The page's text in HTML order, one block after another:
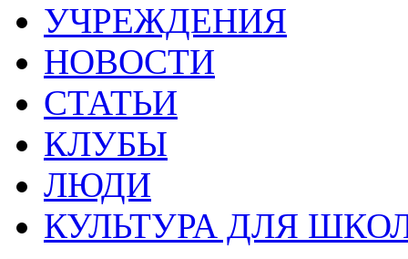
УЧРЕЖДЕНИЯ
НОВОСТИ
СТАТЬИ
КЛУБЫ
ЛЮДИ
КУЛЬТУРА ДЛЯ